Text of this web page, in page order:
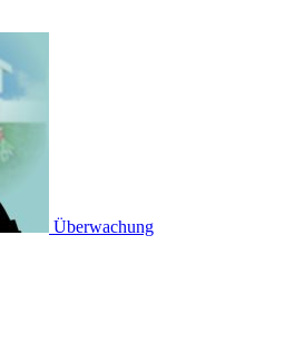
Überwachung